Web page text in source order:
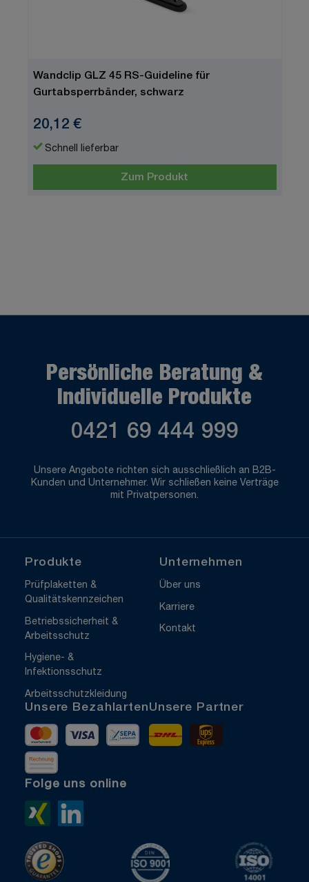
Wandclip GLZ 45 RS-Guideline für
Gurtabsperrbänder, schwarz
20,12 €
Schnell lieferbar
Zum Produkt
Persönliche Beratung &
Individuelle Produkte
0421 69 444 999
Unsere Angebote richten sich ausschließlich an B2B-
Kunden und Unternehmer. Wir schließen keine Verträge
mit Privatpersonen.
Produkte
Prüfplaketten &
Qualitätskennzeichen
Betriebssicherheit &
Arbeitsschutz
Hygiene- &
Infektionsschutz
Arbeitsschutzkleidung
Unternehmen
Über uns
Karriere
Kontakt
Unsere Bezahlarten
MastercardVisa Vorkasse
Rechnung
Unsere Partner
DHL
Folge uns online
Xing>
ISO 9001 zertifiziert